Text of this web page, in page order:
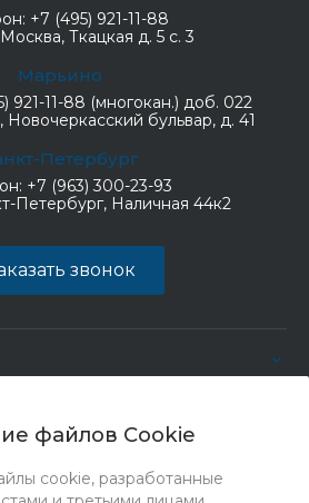
файлов Cookie
cookie, разработанные
+7 (495) 921-11-88
Москва, Ткацкая д. 5 с. 3
Марьино
921-11-88 (многокан.) доб. 022
Новочеркасский бульвар, д. 41
Петербург
+7 (963) 300-23-93
Петербург, Наличная 44к2
звонок